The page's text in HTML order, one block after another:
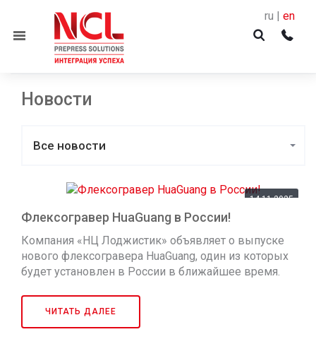
Menu
ru |en
Новости
Все новости
14.11.2025
Флексогравер HuaGuang в России!
Компания «НЦ Лоджистик» объявляет о выпуске
нового флексогравера HuaGuang, один из которых
будет установлен в России в ближайшее время.
ЧИТАТЬ ДАЛЕЕ